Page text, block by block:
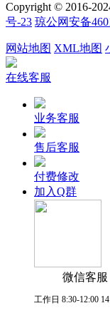
Copyright © 2016-
号-23 琼公网安备
网站地图 XML地图
在线客服
业务客服
售后客服
付费修改
加入Q群
微信客服
工作日 8:30-12:00